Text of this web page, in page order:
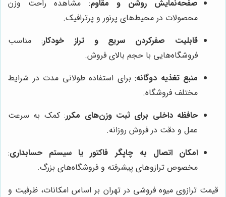
صفحه‌نمایش روشن و مقاوم: مشاهده راحت وزن
محصولات در محیط‌های پرنور و پرترافیک.
قابلیت صفرکردن سریع و تراز خودکار: مناسب
فروشگاه‌هایی با حجم بالای فروش.
منبع تغذیه دوگانه: برای استفاده طولانی مدت در شرایط
مختلف فروشگاه.
حافظه داخلی برای ثبت وزن‌های مکرر: کمک به سرعت
عمل و دقت در فروش روزانه.
امکان اتصال به چاپگر فاکتور یا سیستم حسابداری:
مخصوص ترازوهای پیشرفته و فروشگاه‌های بزرگ.
قیمت ترازوی میوه فروشی در تهران بر اساس امکانات، ظرفیت و